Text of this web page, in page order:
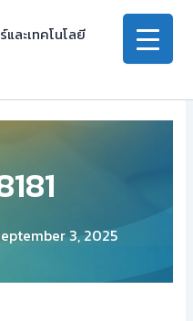
ละเทคโนโลยี
3, 2025